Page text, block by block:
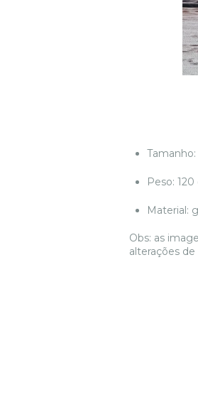
Tamanho:
Peso: 120
Material:
Obs: as
alterações